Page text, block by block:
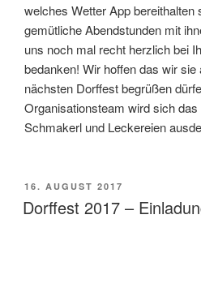
welches Wetter App bereithalten
gemütliche Abendstunden mit
uns noch mal recht herzlich bei
bedanken! Wir hoffen das wir
nächsten Dorffest begrüßen
Organisationsteam wird sich
Schmakerl und Leckereien
VERÖFFENTLICHT
AM
16. AUGUST 2017
Dorffest 2017 –